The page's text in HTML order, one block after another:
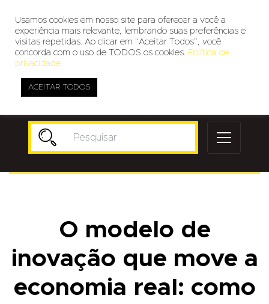
O modelo de
inovação que move a
economia real: como
Usamos cookies em nosso site para oferecer a você a
experiência mais relevante, lembrando suas preferências e
visitas repetidas. Ao clicar em “Aceitar Todos”, você
concorda com o uso de TODOS os cookies. Política de
privacidade
ACEITAR TODOS